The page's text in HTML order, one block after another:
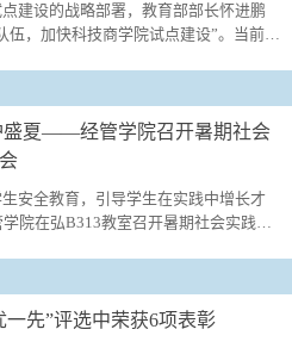
建设的战略部署，教育部部长怀进鹏
伍，加快科技商学院试点建设”。当前全
记李勋来一行赴北京工商大学、中央
学习先行院校先进经验。北京工商大
商学院建设思路和进展。李勋来书记
盛夏——经管学院召开暑期社会
安全教育，引导学生在实践中增长才
院在弘B313教室召开暑期社会实践培
分享。会议由25级学生徐晓达主持。
冈山革命老区乡村振兴调研”的亲身经
建到实地调研、成果产出的全过程。
先”评选中荣获6项表彰